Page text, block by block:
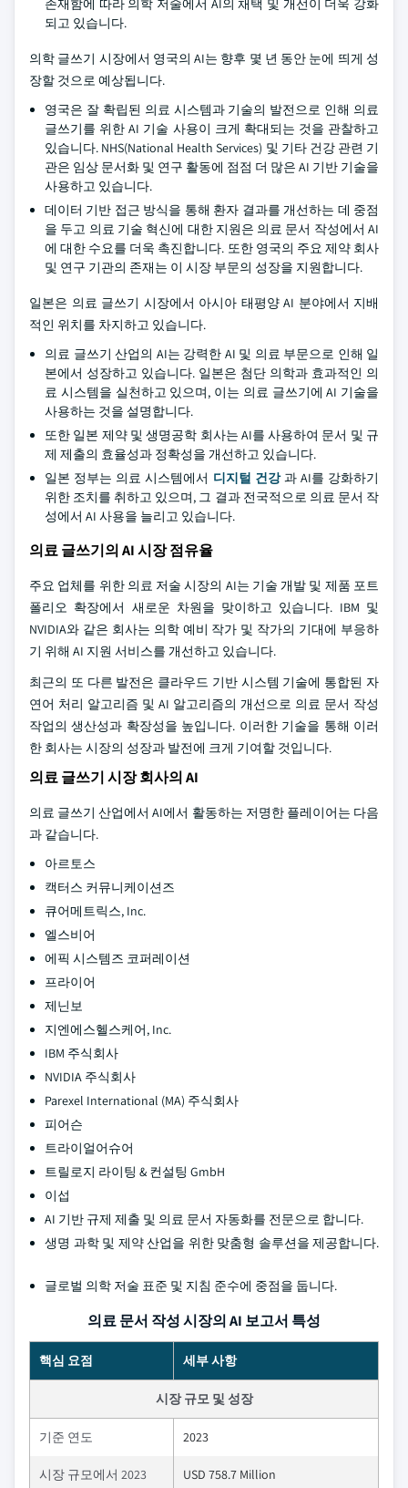
존재함에 따라 의학 저술에서 AI의 채택 및 개선이 더욱 강화
되고 있습니다.
의학 글쓰기 시장에서 영국의 AI는 향후 몇 년 동안 눈에 띄게 성
장할 것으로 예상됩니다.
영국은 잘 확립된 의료 시스템과 기술의 발전으로 인해 의료
글쓰기를 위한 AI 기술 사용이 크게 확대되는 것을 관찰하고
있습니다. NHS(National Health Services) 및 기타 건강 관련 기
관은 임상 문서화 및 연구 활동에 점점 더 많은 AI 기반 기술을
사용하고 있습니다.
데이터 기반 접근 방식을 통해 환자 결과를 개선하는 데 중점
을 두고 의료 기술 혁신에 대한 지원은 의료 문서 작성에서 AI
에 대한 수요를 더욱 촉진합니다. 또한 영국의 주요 제약 회사
및 연구 기관의 존재는 이 시장 부문의 성장을 지원합니다.
일본은 의료 글쓰기 시장에서 아시아 태평양 AI 분야에서 지배
적인 위치를 차지하고 있습니다.
의료 글쓰기 산업의 AI는 강력한 AI 및 의료 부문으로 인해 일
본에서 성장하고 있습니다. 일본은 첨단 의학과 효과적인 의
료 시스템을 실천하고 있으며, 이는 의료 글쓰기에 AI 기술을
사용하는 것을 설명합니다.
또한 일본 제약 및 생명공학 회사는 AI를 사용하여 문서 및 규
제 제출의 효율성과 정확성을 개선하고 있습니다.
일본 정부는 의료 시스템에서 디지털 건강과 AI를 강화하기
위한 조치를 취하고 있으며, 그 결과 전국적으로 의료 문서 작
성에서 AI 사용을 늘리고 있습니다.
의료 글쓰기의 AI 시장 점유율
주요 업체를 위한 의료 저술 시장의 AI는 기술 개발 및 제품 포트
폴리오 확장에서 새로운 차원을 맞이하고 있습니다. IBM 및
NVIDIA와 같은 회사는 의학 예비 작가 및 작가의 기대에 부응하
기 위해 AI 지원 서비스를 개선하고 있습니다.
최근의 또 다른 발전은 클라우드 기반 시스템 기술에 통합된 자
연어 처리 알고리즘 및 AI 알고리즘의 개선으로 의료 문서 작성
작업의 생산성과 확장성을 높입니다. 이러한 기술을 통해 이러
한 회사는 시장의 성장과 발전에 크게 기여할 것입니다.
의료 글쓰기 시장 회사의 AI
의료 글쓰기 산업에서 AI에서 활동하는 저명한 플레이어는 다음
과 같습니다.
아르토스
캑터스 커뮤니케이션즈
큐어메트릭스, Inc.
엘스비어
에픽 시스템즈 코퍼레이션
프라이어
제닌보
지엔에스헬스케어, Inc.
IBM 주식회사
NVIDIA 주식회사
Parexel International (MA) 주식회사
피어슨
트라이얼어슈어
트릴로지 라이팅 & 컨설팅 GmbH
이섭
AI 기반 규제 제출 및 의료 문서 자동화를 전문으로 합니다.
생명 과학 및 제약 산업을 위한 맞춤형 솔루션을 제공합니다.
글로벌 의학 저술 표준 및 지침 준수에 중점을 둡니다.
의료 문서 작성 시장의 AI 보고서 특성
핵심 요점 세부 사항
시장 규모 및 성장
기준 연도 2023
시장 규모에서 2023 USD 758.7 Million